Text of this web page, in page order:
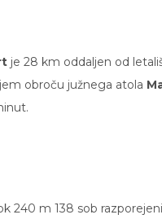
je 28 km oddaljen od
obroču južnega atola
240 m 138 sob